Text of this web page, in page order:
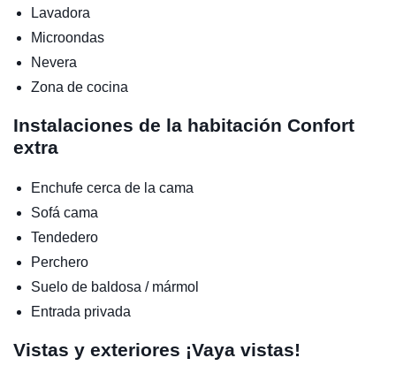
Lavadora
Microondas
Nevera
Zona de cocina
Instalaciones de la habitación Confort
extra
Enchufe cerca de la cama
Sofá cama
Tendedero
Perchero
Suelo de baldosa / mármol
Entrada privada
Vistas y exteriores ¡Vaya vistas!